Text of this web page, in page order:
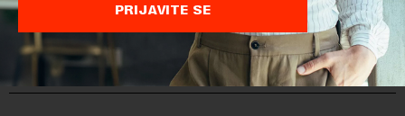
POVEZANI SADRŽAJI
PRIJAVITE SE